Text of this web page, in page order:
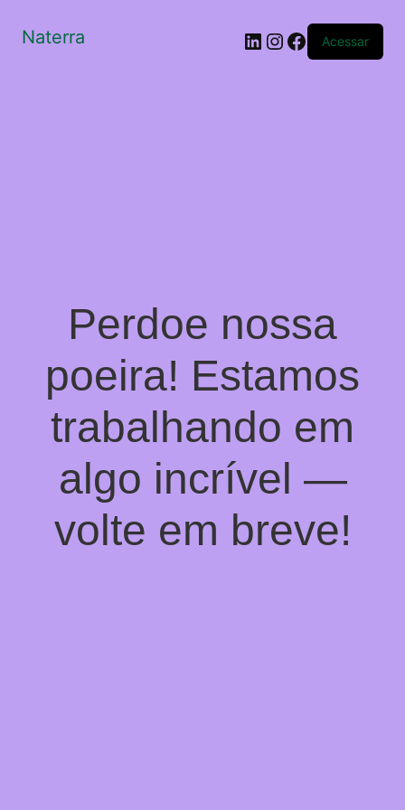
Naterra LinkedIn
Instagram
Facebook
Acessar
Perdoe nossa
poeira! Estamos
trabalhando em
algo incrível —
volte em breve!